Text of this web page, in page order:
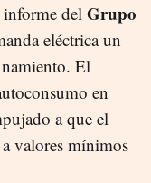
del Grupo
eléctrica un
El
en
a que el
valores mínimos